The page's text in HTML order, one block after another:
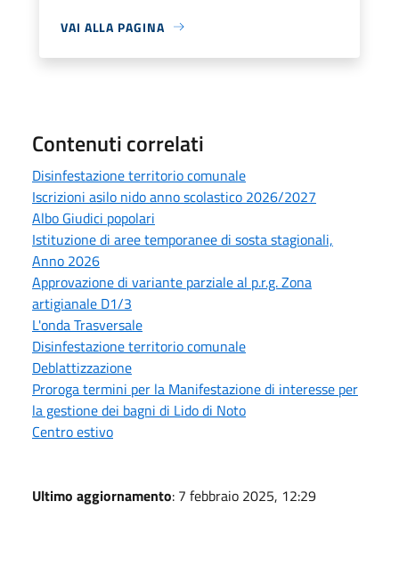
VAI ALLA PAGINA
Contenuti correlati
Disinfestazione territorio comunale
Iscrizioni asilo nido anno scolastico 2026/2027
Albo Giudici popolari
Istituzione di aree temporanee di sosta stagionali,
Anno 2026
Approvazione di variante parziale al p.r.g. Zona
artigianale D1/3
L'onda Trasversale
Disinfestazione territorio comunale
Deblattizzazione
Proroga termini per la Manifestazione di interesse per
la gestione dei bagni di Lido di Noto
Centro estivo
Ultimo aggiornamento: 7 febbraio 2025, 12:29